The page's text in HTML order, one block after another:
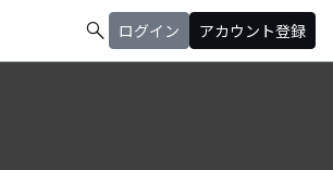
search ログイン アカウント登録